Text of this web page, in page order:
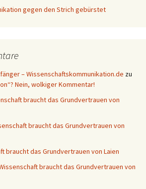
gegen den Strich gebürstet
– Wissenschaftskommunikation.de zu
Nein, wolkiger Kommentar!
braucht das Grundvertrauen von
braucht das Grundvertrauen von
braucht das Grundvertrauen von Laien
braucht das Grundvertrauen von